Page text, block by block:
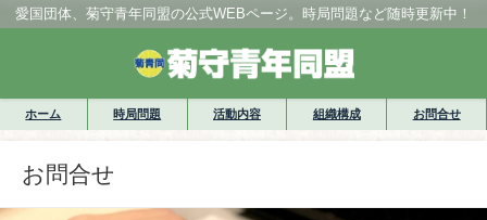
愛国団体、菊守青年同盟の公式WEBページ。時局問題など随時更新中！
ホーム 時局問題 活動内容 組織構成 お問合せ
お問合せ